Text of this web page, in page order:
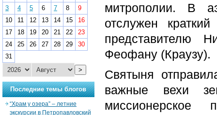
митрополии. В
отслужен
представителю
Феофану (Краузу).
Святыня
важные вехи
миссионерское
3
4 5 6 7 8
9
10
11 12 13 14 15
16
17
18 19 20 21 22
23
24
25 26 27 28 29
30
31
>
Последние темы блогов
“Храм у озера” – летние
экскурсии в Петропавловский